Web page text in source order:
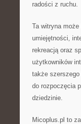
radości z ruchu.
Ta witryna
umiejętności,
rekreacją oraz
użytkowników
także
do rozpoczęcia
dziedzinie.
Micoplus.pl to